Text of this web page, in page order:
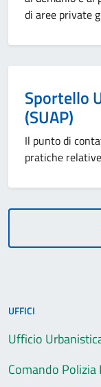
di aree private
Sportello
(SUAP)
Il punto di
pratiche
UFFICI
Ufficio
Comando Polizia